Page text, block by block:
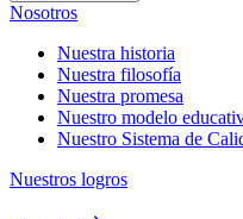
Nosotros
Nuestra historia
Nuestra filosofía
Nuestra promesa
Nuestro modelo
Nuestro Sistema de
Nuestros logros